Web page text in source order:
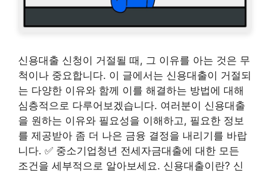
신용대출 신청이 거절될 때, 그 이유를 아는 것은 무
척이나 중요합니다. 이 글에서는 신용대출이 거절되
는 다양한 이유와 함께 이를 해결하는 방법에 대해
심층적으로 다루어보겠습니다. 여러분이 신용대출
을 원하는 이유와 필요성을 이해하고, 필요한 정보
를 제공받아 좀 더 나은 금융 결정을 내리기를 바랍
니다. ✅ 중소기업청년 전세자금대출에 대한 모든
조건을 세부적으로 알아보세요. 신용대출이란? 신